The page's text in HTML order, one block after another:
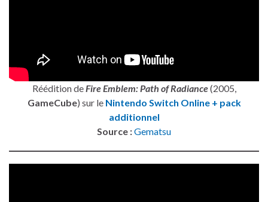
Réédition de Fire Emblem: Path of Radiance(2005,
GameCube) sur le Nintendo Switch Online + pack
additionnel
Source :Gematsu